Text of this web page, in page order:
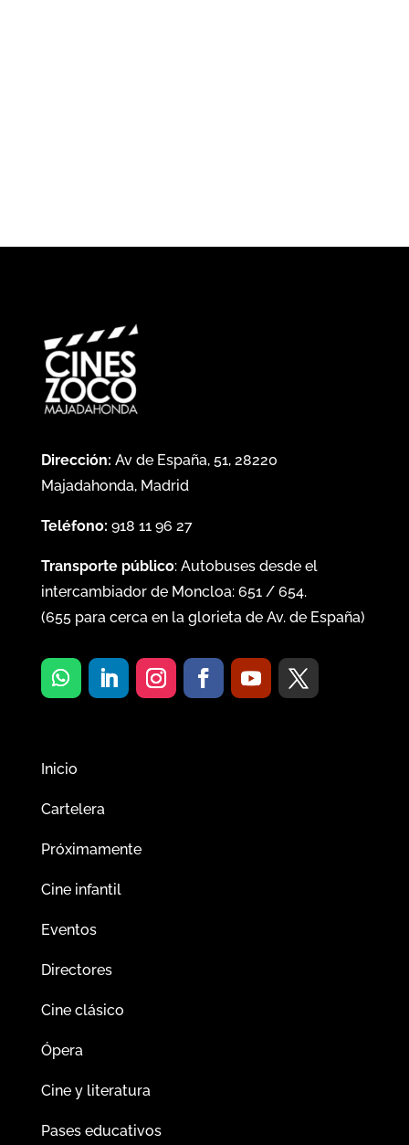
Dirección: Av de España, 51, 28220
Majadahonda, Madrid
Teléfono: 918 11 96 27
Transporte público: Autobuses desde el
intercambiador de Moncloa: 651/ 654.
(655para cerca en la glorieta de Av. de España)
Inicio
Cartelera
Próximamente
Cine infantil
Eventos
Directores
Cine clásico
Ópera
Cine y literatura
Pases educativos